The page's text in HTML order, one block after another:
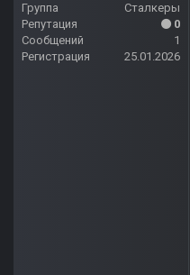
Группа
Сталкеры
Репутация
0
Сообщений
1
Регистрация
25.01.2026